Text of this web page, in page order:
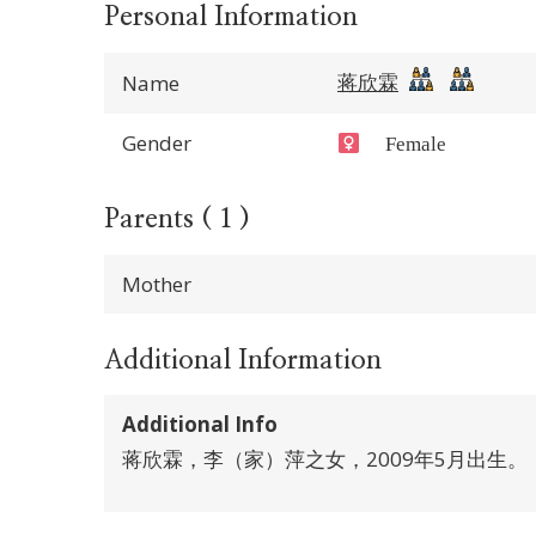
Personal Information
Name 蒋欣霖
Gender Female
Parents ( 1 )
Mother
Additional Information
Additional Info
蒋欣霖，李（家）萍之女，2009年5月出生。